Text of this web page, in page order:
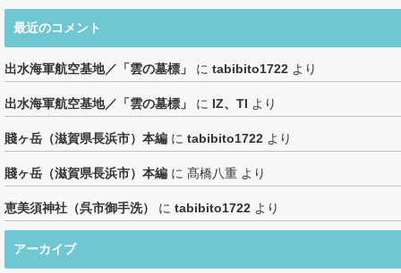
最近のコメント
出水海軍航空基地／「雲の墓標」 に tabibito1722 より
出水海軍航空基地／「雲の墓標」 に IZ、TI より
賤ヶ岳（滋賀県長浜市）本編 に tabibito1722 より
賤ヶ岳（滋賀県長浜市）本編 に 髙橋八重 より
恵美須神社（呉市御手洗） に tabibito1722 より
アーカイブ